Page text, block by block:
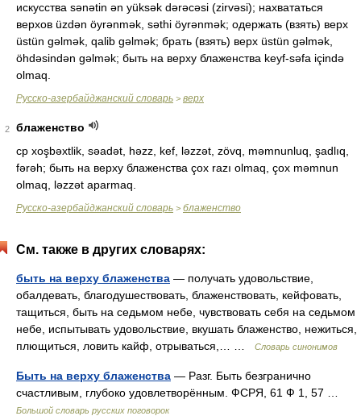
искусства sənətin ən yüksək dərəcəsi (zirvəsi); нахвататься
верхов üzdən öyrənmək, səthi öyrənmək; одержать (взять) верх
üstün gəlmək, qalib gəlmək; брать (взять) верх üstün gəlmək,
öhdəsindən gəlmək; быть на верху блаженства keyf-səfa içində
olmaq.
Русско-азербайджанский словарь > верх
2
блаженство
ср xoşbəxtlik, səadət, həzz, kef, ləzzət, zövq, məmnunluq, şadlıq,
fərəh; быть на верху блаженства çox razı olmaq, çox məmnun
olmaq, ləzzət aparmaq.
Русско-азербайджанский словарь > блаженство
См. также в других словарях:
быть на верху блаженства — получать удовольствие,
обалдевать, благодушествовать, блаженствовать, кейфовать,
тащиться, быть на седьмом небе, чувствовать себя на седьмом
небе, испытывать удовольствие, вкушать блаженство, нежиться,
плющиться, ловить кайф, отрываться,… …
Словарь синонимов
Быть на верху блаженства — Разг. Быть безгранично
счастливым, глубоко удовлетворённым. ФСРЯ, 61 Ф 1, 57 …
Большой словарь русских поговорок